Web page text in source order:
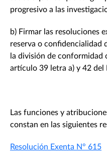
progresivo a las
b) Firmar las resoluciones
reserva o confidencialidad
la división de conformidad
artículo 39 letra a) y 42 del
Las funciones y
constan en las siguientes
Resolución Exenta N° 615